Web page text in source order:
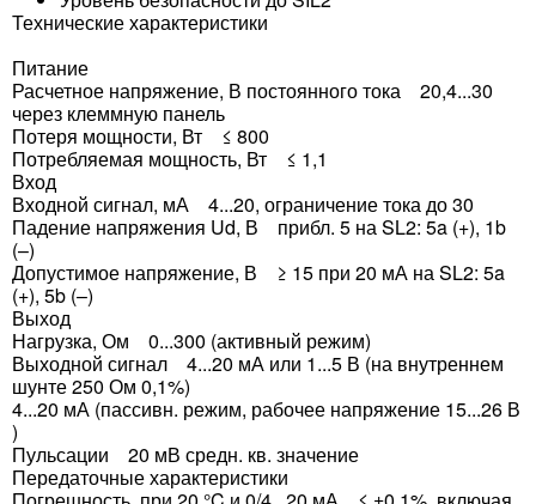
Технические характеристики
Питание
Расчетное напряжение, В постоянного тока 20,4...30
через клеммную панель
Потеря мощности, Вт ≤ 800
Потребляемая мощность, Вт ≤ 1,1
Вход
Входной сигнал, мА 4...20, ограничение тока до 30
Падение напряжения Ud, В прибл. 5 на SL2: 5a (+), 1b
(–)
Допустимое напряжение, В ≥ 15 при 20 мА на SL2: 5a
(+), 5b (–)
Выход
Нагрузка, Ом 0...300 (активный режим)
Выходной сигнал 4...20 мА или 1...5 В (на внутреннем
шунте 250 Ом 0,1%)
4...20 мА (пассивн. режим, рабочее напряжение 15...26 В
)
Пульсации 20 мВ средн. кв. значение
Передаточные характеристики